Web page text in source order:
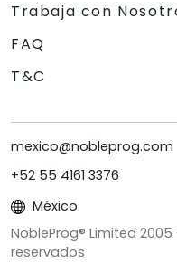
Trabaja con
FAQ
T&C
mexico@nobleprog.com
+52 55 4161 3376
México
NobleProg® Limited 2005
reservados